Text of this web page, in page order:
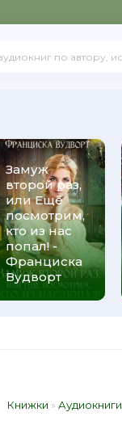
Замуж
второй раз,
или Ещё
посмотрим,
кто из нас
попал! -
Франциска
Вудворт
Книжки »Аудиокниги